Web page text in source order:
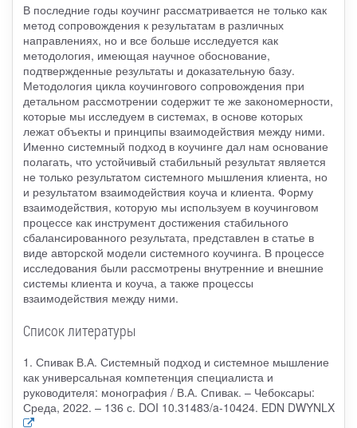
В последние годы коучинг рассматривается не только как
метод сопровождения к результатам в различных
направлениях, но и все больше исследуется как
методология, имеющая научное обоснование,
подтвержденные результаты и доказательную базу.
Методология цикла коучингового сопровождения при
детальном рассмотрении содержит те же закономерности,
которые мы исследуем в системах, в основе которых
лежат объекты и принципы взаимодействия между ними.
Именно системный подход в коучинге дал нам основание
полагать, что устойчивый стабильный результат является
не только результатом системного мышления клиента, но
и результатом взаимодействия коуча и клиента. Форму
взаимодействия, которую мы используем в коучинговом
процессе как инструмент достижения стабильного
сбалансированного результата, представлен в статье в
виде авторской модели системного коучинга. В процессе
исследования были рассмотрены внутренние и внешние
системы клиента и коуча, а также процессы
взаимодействия между ними.
Список литературы
1. Спивак В.А. Системный подход и системное мышление
как универсальная компетенция специалиста и
руководителя: монография / В.А. Спивак. – Чебоксары:
Среда, 2022. – 136 с. DOI 10.31483/a-10424. EDN DWYNLX